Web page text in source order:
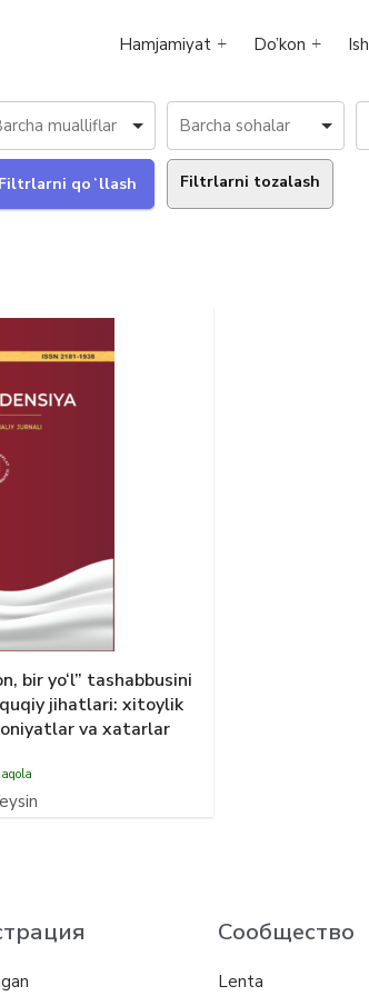
Hamjamiyat Do’kon Ish
Filtrlarni tozalash
bir yo‘l” tashabbusini
jihatlari: xitoylik
va xatarlar
Сообщество
Lenta